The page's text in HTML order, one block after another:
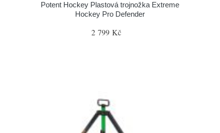
Potent Hockey Plastová trojnožka Extreme
Hockey Pro Defender
2 799 Kč